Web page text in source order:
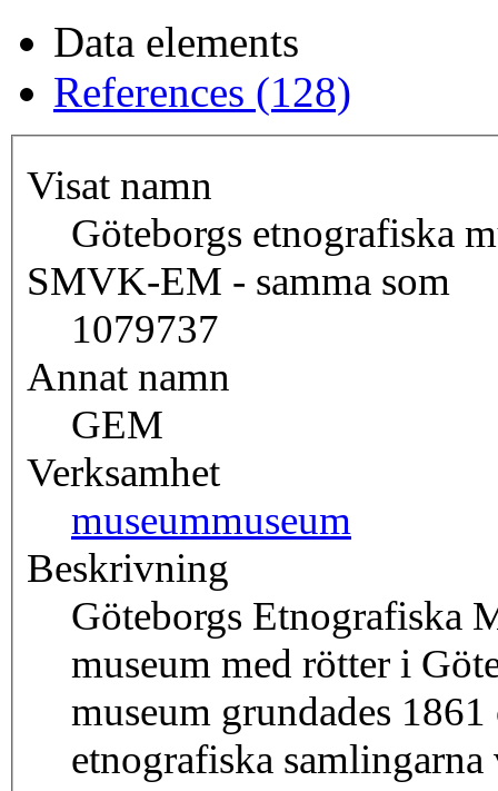
Data elements
References (128)
Visat namn
Göteborgs etnografiska
SMVK-EM - samma som
1079737
Annat namn
GEM
Verksamhet
museummuseum
Beskrivning
Göteborgs Etnografiska
museum med rötter i
museum grundades
etnografiska samlingarna